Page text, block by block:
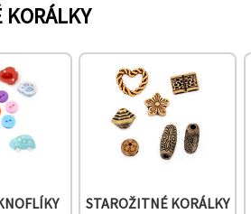
KORÁLKY
STAROŽITNÉ KORÁLKY